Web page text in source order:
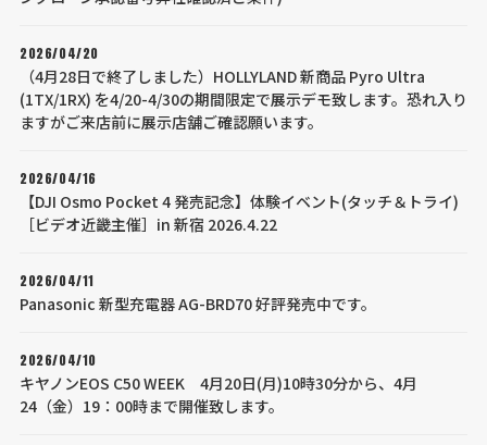
2026/04/20
（4月28日で終了しました）HOLLYLAND 新商品 Pyro Ultra
(1TX/1RX) を4/20-4/30の期間限定で展示デモ致します。恐れ入り
ますがご来店前に展示店舗ご確認願います。
2026/04/16
【DJI Osmo Pocket 4 発売記念】体験イベント(タッチ＆トライ)
［ビデオ近畿主催］in 新宿 2026.4.22
2026/04/11
Panasonic 新型充電器 AG-BRD70 好評発売中です。
2026/04/10
キヤノンEOS C50 WEEK 4月20日(月)10時30分から、4月
24（金）19：00時まで開催致します。